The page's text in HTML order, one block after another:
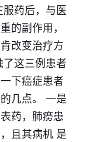
药后，与医
的副作用，
改变治疗方
这三例患者
下癌症患者
几点。 一是
药，肺痨患
且其病机 是